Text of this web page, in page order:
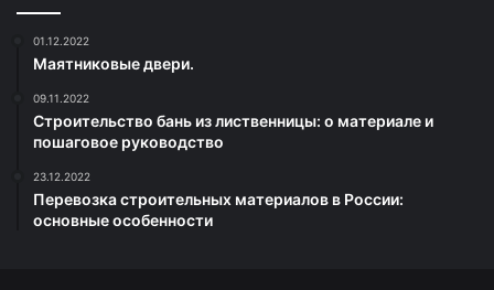
01.12.2022
Маятниковые двери.
09.11.2022
Строительство бань из лиственницы: о материале и
пошаговое руководство
23.12.2022
Перевозка строительных материалов в России:
основные особенности